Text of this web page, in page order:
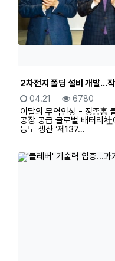
2차전지 폴딩 설비 개발…
등록일
04.21 조회
6780
이달의 무역인상 - 정종홍
공장 공급 글로벌 배터리社
등도 생산 ‘제137…